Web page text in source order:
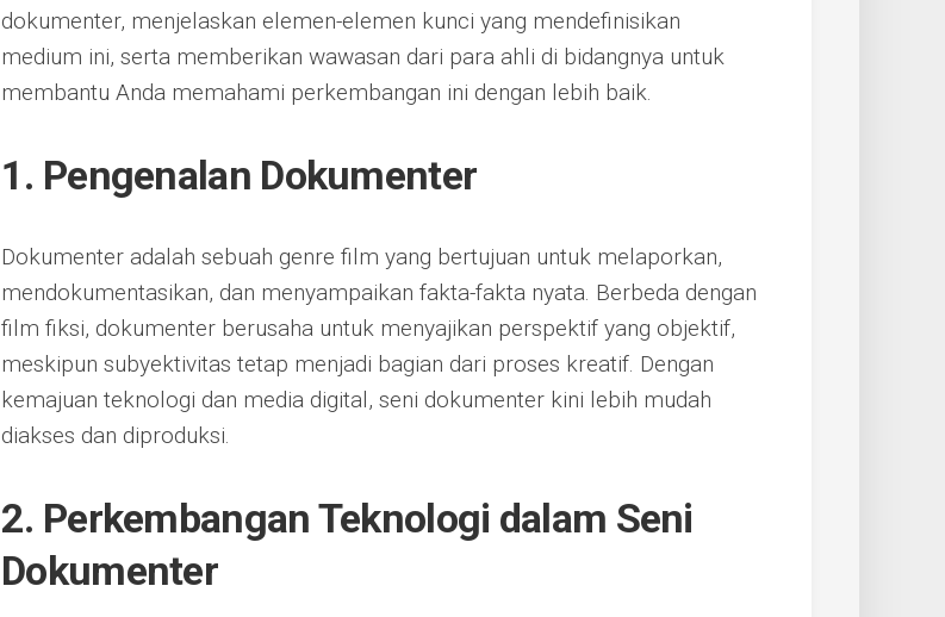
dokumenter, menjelaskan elemen-elemen kunci yang mendefinisikan
medium ini, serta memberikan wawasan dari para ahli di bidangnya untuk
membantu Anda memahami perkembangan ini dengan lebih baik.
1. Pengenalan Dokumenter
Dokumenter adalah sebuah genre film yang bertujuan untuk melaporkan,
mendokumentasikan, dan menyampaikan fakta-fakta nyata. Berbeda dengan
film fiksi, dokumenter berusaha untuk menyajikan perspektif yang objektif,
meskipun subyektivitas tetap menjadi bagian dari proses kreatif. Dengan
kemajuan teknologi dan media digital, seni dokumenter kini lebih mudah
diakses dan diproduksi.
2. Perkembangan Teknologi dalam Seni
Dokumenter